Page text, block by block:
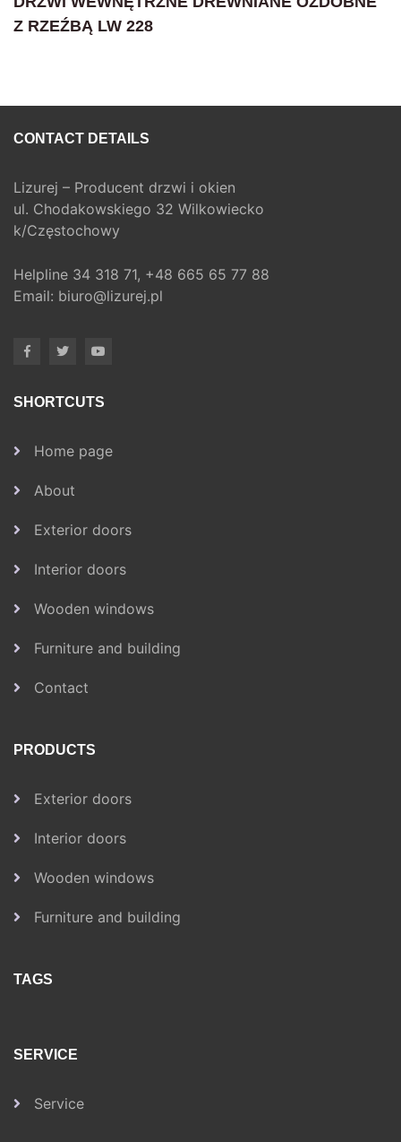
Z RZEŹBĄ LW 228
CONTACT DETAILS
Lizurej – Producent drzwi i okien
ul. Chodakowskiego 32 Wilkowiecko
k/Częstochowy
Helpline 34 318 71, +48 665 65 77 88
Email: biuro@lizurej.pl
SHORTCUTS
Home page
About
Exterior doors
Interior doors
Wooden windows
Furniture and building
Contact
PRODUCTS
Exterior doors
Interior doors
Wooden windows
Furniture and building
TAGS
SERVICE
Service